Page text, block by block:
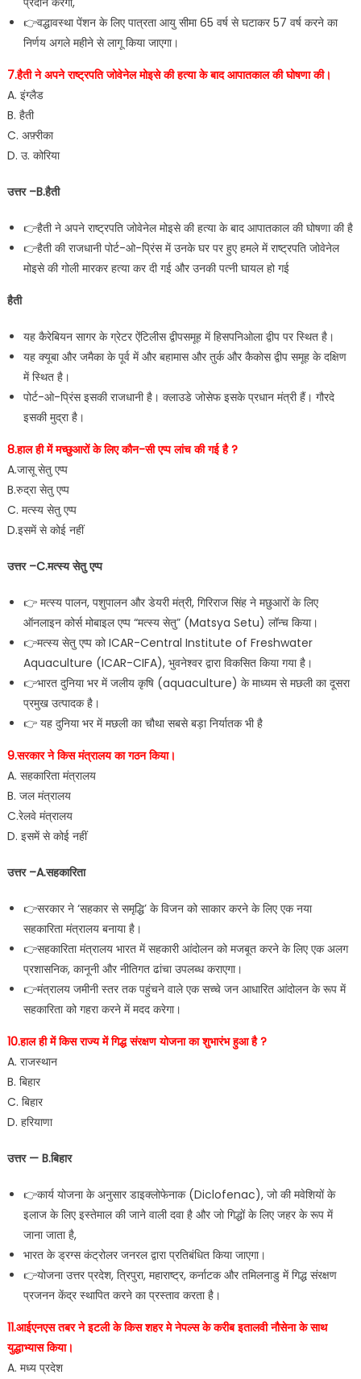
👉वद्धावस्था पेंशन के लिए पात्रता आयु सीमा 65 वर्ष से घटाकर 57 वर्ष करने का
निर्णय अगले महीने से लागू किया जाएगा।
7.हैती ने अपने राष्ट्रपति जोवेनेल मोइसे की हत्या के बाद आपातकाल की घोषणा की।
A. इंग्लैड
B. हैती
C. अफ़्रीका
D. उ. कोरिया
उत्तर –B.हैती
👉हैती ने अपने राष्ट्रपति जोवेनेल मोइसे की हत्या के बाद आपातकाल की घोषणा की है
👉हैती की राजधानी पोर्ट-ओ-प्रिंस में उनके घर पर हुए हमले में राष्ट्रपति जोवेनेल
मोइसे की गोली मारकर हत्या कर दी गई और उनकी पत्नी घायल हो गई
हैती
यह कैरेबियन सागर के ग्रेटर ऐंटिलीस द्वीपसमूह में हिसपनिओला द्वीप पर स्थित है।
यह क्यूबा और जमैका के पूर्व में और बहामास और तुर्क और कैकोस द्वीप समूह के दक्षिण
में स्थित है।
पोर्ट-ओ-प्रिंस इसकी राजधानी है। क्लाउडे जोसेफ इसके प्रधान मंत्री हैं। गौरदे
इसकी मुद्रा है।
8.हाल ही में मच्छुआरों के लिए कौन-सी एप्प लांच की गई है ?
A.जासू सेतु एप्प
B.रुद्रा सेतु एप्प
C. मत्स्य सेतु एप्प
D.इसमें से कोई नहीं
उत्तर –C.मत्स्य सेतु एप्प
👉 मत्स्य पालन, पशुपालन और डेयरी मंत्री, गिरिराज सिंह ने मछुआरों के लिए
ऑनलाइन कोर्स मोबाइल एप्प “मत्स्य सेतु” (Matsya Setu) लॉन्च किया।
👉मत्स्य सेतु एप्प को ICAR-Central Institute of Freshwater
Aquaculture (ICAR-CIFA), भुवनेश्वर द्वारा विकसित किया गया है।
👉भारत दुनिया भर में जलीय कृषि (aquaculture) के माध्यम से मछली का दूसरा
प्रमुख उत्पादक है।
👉 यह दुनिया भर में मछली का चौथा सबसे बड़ा निर्यातक भी है
9.सरकार ने किस मंत्रालय का गठन किया।
A. सहकारिता मंत्रालय
B. जल मंत्रालय
C.रेलवे मंत्रालय
D. इसमें से कोई नहीं
उत्तर –A.सहकारिता
👉सरकार ने ‘सहकार से समृद्धि’ के विजन को साकार करने के लिए एक नया
सहकारिता मंत्रालय बनाया है।
👉सहकारिता मंत्रालय भारत में सहकारी आंदोलन को मजबूत करने के लिए एक अलग
प्रशासनिक, कानूनी और नीतिगत ढांचा उपलब्ध कराएगा।
👉मंत्रालय जमीनी स्तर तक पहुंचने वाले एक सच्चे जन आधारित आंदोलन के रूप में
सहकारिता को गहरा करने में मदद करेगा।
10.हाल ही में किस राज्य में गिद्ध संरक्षण योजना का शुभारंभ हुआ है ?
A. राजस्थान
B. बिहार
C. बिहार
D. हरियाणा
उत्तर — B.बिहार
👉कार्य योजना के अनुसार डाइक्लोफेनाक (Diclofenac), जो की मवेशियों के
इलाज के लिए इस्तेमाल की जाने वाली दवा है और जो गिद्धों के लिए जहर के रूप में
जाना जाता है,
भारत के ड्रग्स कंट्रोलर जनरल द्वारा प्रतिबंधित किया जाएगा।
👉योजना उत्तर प्रदेश, त्रिपुरा, महाराष्ट्र, कर्नाटक और तमिलनाडु में गिद्ध संरक्षण
प्रजनन केंद्र स्थापित करने का प्रस्ताव करता है।
11.आईएनएस तबर ने इटली के किस शहर मे नेपल्स के करीब इतालवी नौसेना के साथ
युद्धाभ्यास किया।
A. मध्य प्रदेश